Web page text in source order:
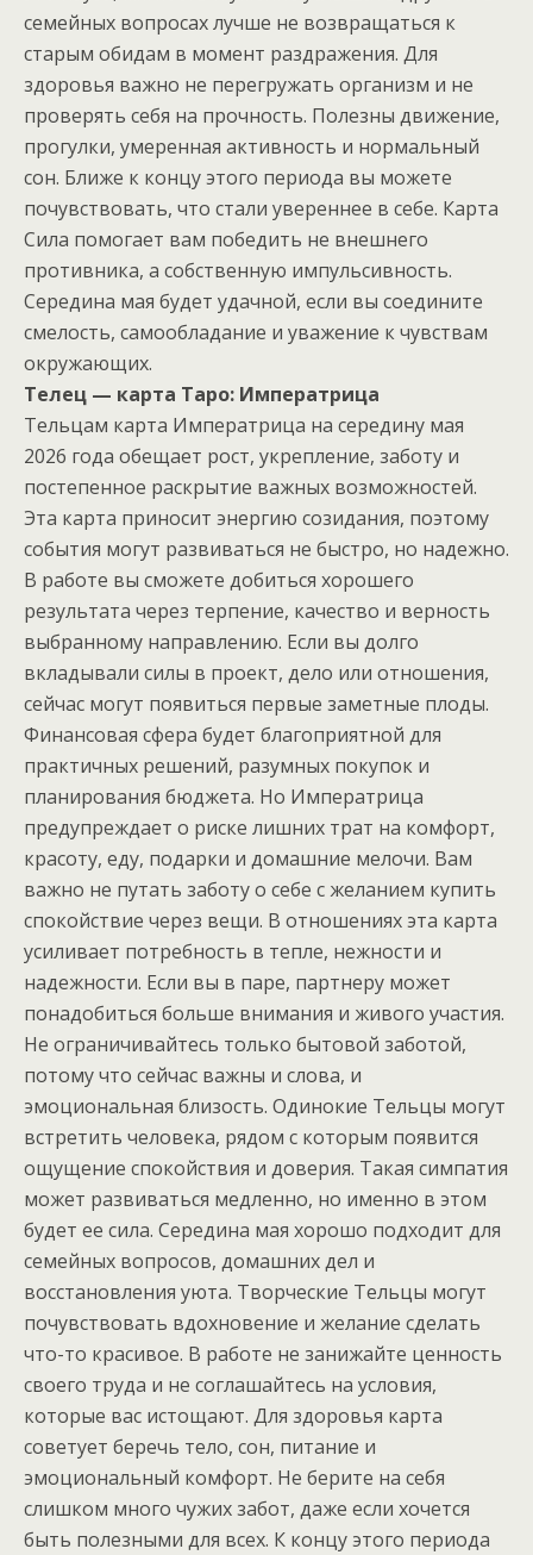
семейных вопросах лучше не возвращаться к
старым обидам в момент раздражения. Для
здоровья важно не перегружать организм и не
проверять себя на прочность. Полезны движение,
прогулки, умеренная активность и нормальный
сон. Ближе к концу этого периода вы можете
почувствовать, что стали увереннее в себе. Карта
Сила помогает вам победить не внешнего
противника, а собственную импульсивность.
Середина мая будет удачной, если вы соедините
смелость, самообладание и уважение к чувствам
окружающих.
Телец — карта Таро: Императрица
Тельцам карта Императрица на середину мая
2026 года обещает рост, укрепление, заботу и
постепенное раскрытие важных возможностей.
Эта карта приносит энергию созидания, поэтому
события могут развиваться не быстро, но надежно.
В работе вы сможете добиться хорошего
результата через терпение, качество и верность
выбранному направлению. Если вы долго
вкладывали силы в проект, дело или отношения,
сейчас могут появиться первые заметные плоды.
Финансовая сфера будет благоприятной для
практичных решений, разумных покупок и
планирования бюджета. Но Императрица
предупреждает о риске лишних трат на комфорт,
красоту, еду, подарки и домашние мелочи. Вам
важно не путать заботу о себе с желанием купить
спокойствие через вещи. В отношениях эта карта
усиливает потребность в тепле, нежности и
надежности. Если вы в паре, партнеру может
понадобиться больше внимания и живого участия.
Не ограничивайтесь только бытовой заботой,
потому что сейчас важны и слова, и
эмоциональная близость. Одинокие Тельцы могут
встретить человека, рядом с которым появится
ощущение спокойствия и доверия. Такая симпатия
может развиваться медленно, но именно в этом
будет ее сила. Середина мая хорошо подходит для
семейных вопросов, домашних дел и
восстановления уюта. Творческие Тельцы могут
почувствовать вдохновение и желание сделать
что-то красивое. В работе не занижайте ценность
своего труда и не соглашайтесь на условия,
которые вас истощают. Для здоровья карта
советует беречь тело, сон, питание и
эмоциональный комфорт. Не берите на себя
слишком много чужих забот, даже если хочется
быть полезными для всех. К концу этого периода